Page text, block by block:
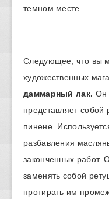
темном месте.
Следующее, что вы
художественных
даммарный лак. Он
представляет
пинене.
разбавления
законченных работ.
заменять собой
протирать им